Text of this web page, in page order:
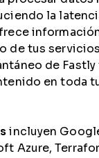
la
de tus
de
en toda
incluyen
Azure,